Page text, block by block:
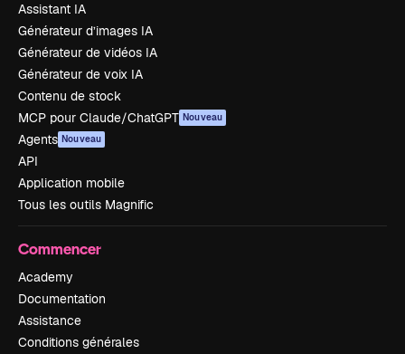
Assistant IA
Générateur d’images IA
Générateur de vidéos IA
Générateur de voix IA
Contenu de stock
MCP pour Claude/ChatGPT Nouveau
Agents Nouveau
API
Application mobile
Tous les outils Magnific
Commencer
Academy
Documentation
Assistance
Conditions générales